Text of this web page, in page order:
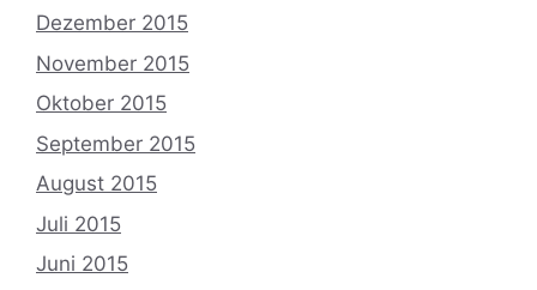
Dezember 2015
November 2015
Oktober 2015
September 2015
August 2015
Juli 2015
Juni 2015